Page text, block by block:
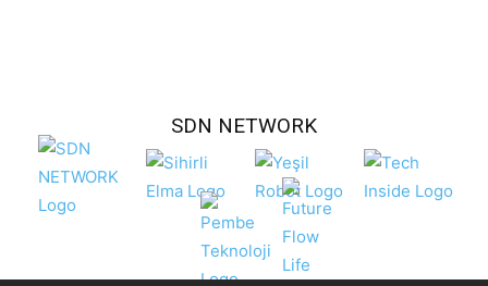
SDN NETWORK